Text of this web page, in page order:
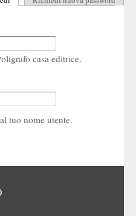
casa editrice.
tuo nome utente.